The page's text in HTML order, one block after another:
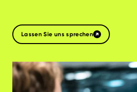
Lassen Sie uns sprechen